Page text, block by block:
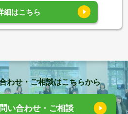
細はこちら
わせ・ご相談はこちらから
い合わせ・ご相談